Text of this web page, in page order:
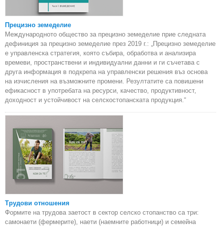
Прецизно земеделие
Международното общество за прецизно земеделие прие следната
дефиниция за прецизно земеделие през 2019 г.: „Прецизно земеделие
е управленска стратегия, която събира, обработва и анализира
времеви, пространствени и индивидуални данни и ги съчетава с
друга информация в подкрепа на управленски решения въз основа
на изчисления на възможните промени. Резултатите са повишени
ефикасност в употребата на ресурси, качество, продуктивност,
доходност и устойчивост на селскостопанската продукция.“
Трудови отношения
Формите на трудова заетост в сектор селско стопанство са три:
самонаети (фермерите), наети (наемните работници) и семейна